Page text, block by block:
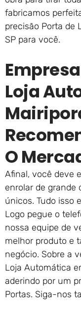
fabricamos
precisão Porta de
SP para você.
Loja
O
Afinal, você deve
enrolar de grande
únicos. Tudo isso
Logo pegue o
nossa equipe de
melhor produto e
negócio. Sobre a
Loja Automática
aderindo por um
Portas. Siga-nos